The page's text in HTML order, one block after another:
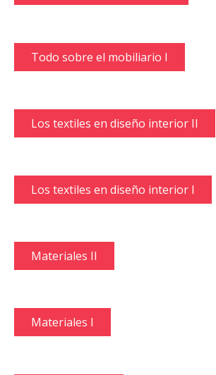
Todo sobre el mobiliario I
Los textiles en diseño interior II
Los textiles en diseño interior I
Materiales II
Materiales I